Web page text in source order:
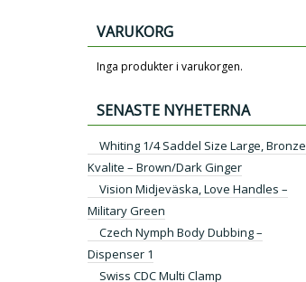
VARUKORG
Inga produkter i varukorgen.
SENASTE NYHETERNA
Whiting 1/4 Saddel Size Large, Bronze
Kvalite – Brown/Dark Ginger
Vision Midjeväska, Love Handles –
Military Green
Czech Nymph Body Dubbing –
Dispenser 1
Swiss CDC Multi Clamp